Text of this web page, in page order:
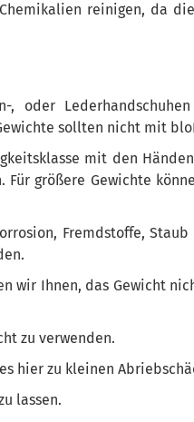
reinigen, da
, oder
sollten nicht mit
mit den
größere Gewichte
Fremdstoffe,
Ihnen, das Gewicht
zu verwenden.
hier zu kleinen
lassen.